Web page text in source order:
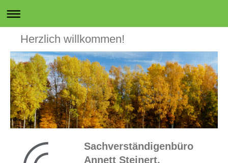
Herzlich willkommen!
Sachverständigenbüro
Annett Steinert,